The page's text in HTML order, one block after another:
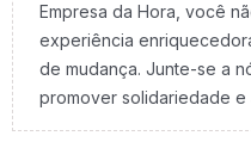
Empresa da Hora, você
experiência
de mudança. Junte-se a
promover solidariedade e